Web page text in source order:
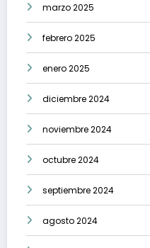
marzo 2025
febrero 2025
enero 2025
diciembre 2024
noviembre 2024
octubre 2024
septiembre 2024
agosto 2024